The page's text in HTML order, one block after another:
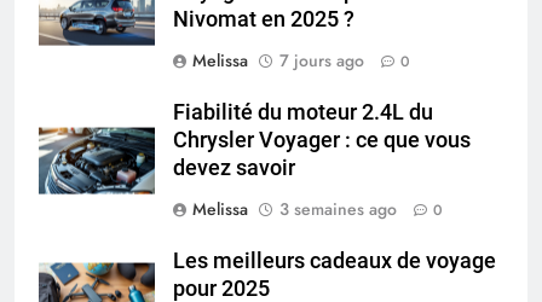
Nivomat en 2025 ?
Melissa
7 jours ago 0
Fiabilité du moteur 2.4L du
Chrysler Voyager : ce que vous
devez savoir
Melissa
3 semaines ago 0
Les meilleurs cadeaux de voyage
pour 2025